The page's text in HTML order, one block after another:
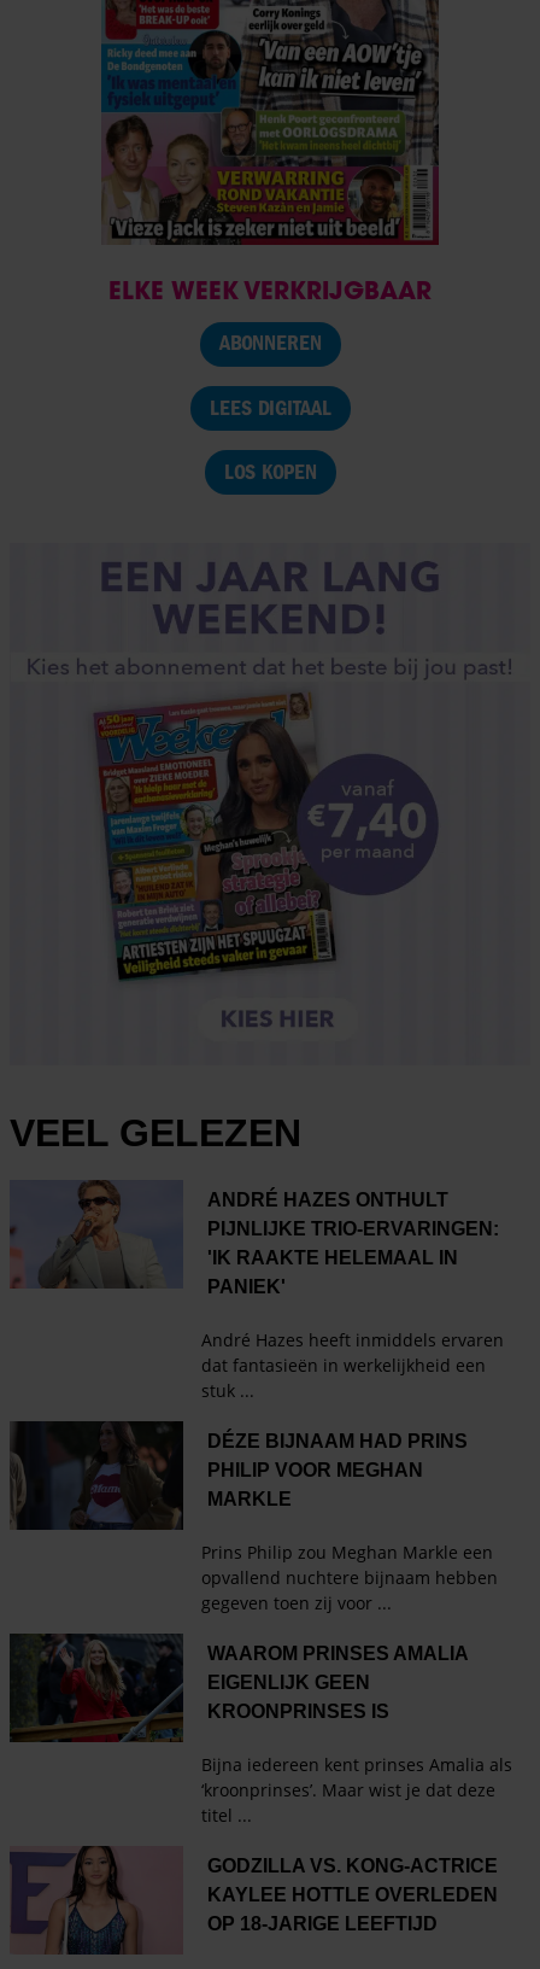
ELKE WEEK VERKRIJGBAAR
ABONNEREN
LEES DIGITAAL
LOS KOPEN